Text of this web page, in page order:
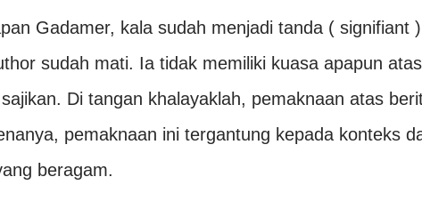
Gadamer, kala sudah menjadi tanda ( signifiant
sudah mati. Ia tidak memiliki kuasa apapun atas
Di tangan khalayaklah, pemaknaan atas
pemaknaan ini tergantung kepada konteks
beragam.